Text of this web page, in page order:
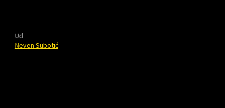
Ud
Neven Subotić